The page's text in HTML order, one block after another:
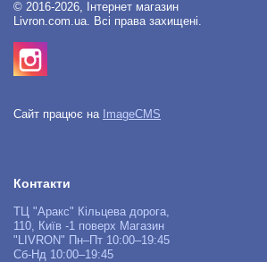
© 2016-2026, Інтернет магазин
Livron.com.ua. Всі права захищені.
Сайт працює на ImageCMS
Контакти
ТЦ "Аракс" Кільцева дорога,
110, Київ -1 поверх Магазин
"LIVRON" Пн–Пт 10:00–19:45
Сб-Нд 10:00–19:45